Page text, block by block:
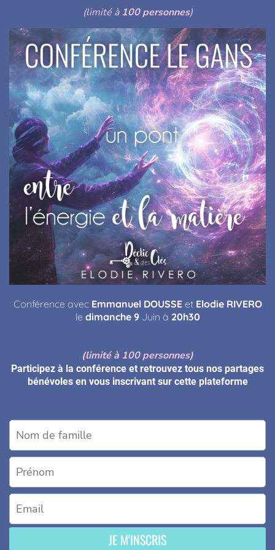
(limité à 100 personnes)
Conférence avec Emmanuel DOUSSEet Elodie RIVERO
le dimanche 9Juin à 20h30
(limité à 100 personnes)
Participez à la conférence et retrouvez tous nos partages
bénévoles en vous inscrivant sur cette plateforme
JE M'INSCRIS